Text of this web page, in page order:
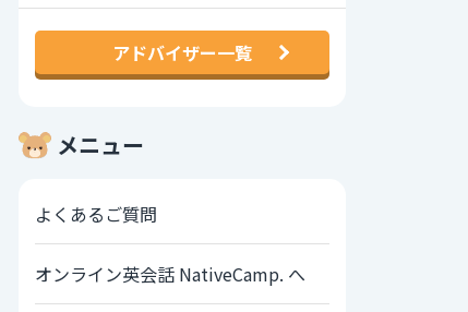
アドバイザー一覧
メニュー
よくあるご質問
オンライン英会話 NativeCamp. へ